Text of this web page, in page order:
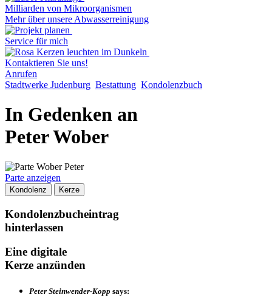
Milliarden von Mikroorganismen
Mehr über unsere Abwasserreinigung
Service für mich
Kontaktieren Sie uns!
Anrufen
Stadtwerke Judenburg Bestattung Kondolenzbuch
In Gedenken an
Peter Wober
Parte anzeigen
Kondolenz Kerze
Kondolenzbucheintrag
hinterlassen
Eine digitale
Kerze anzünden
Peter Steinwender-Kopp says: